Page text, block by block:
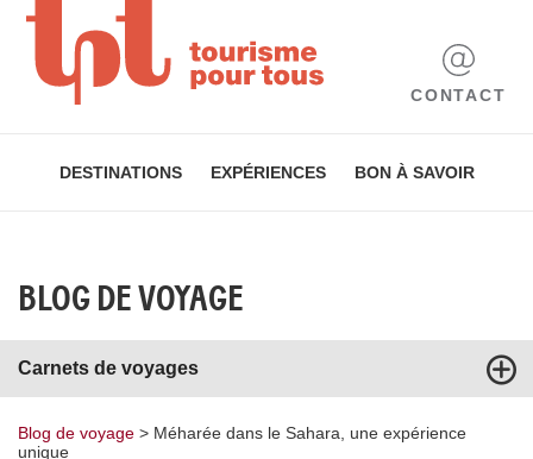
CONTACT
DESTINATIONS EXPÉRIENCES BON À SAVOIR
BLOG DE VOYAGE
Carnets de voyages
Blog de voyage > Méharée dans le Sahara, une expérience
unique